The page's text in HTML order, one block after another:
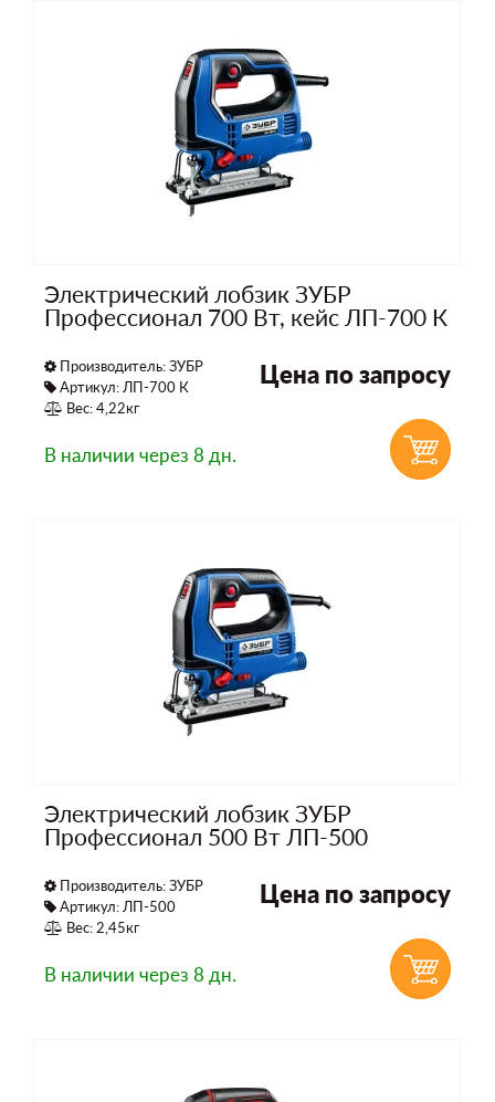
Электрический лобзик ЗУБР
Профессионал 700 Вт, кейс ЛП-700 К
Производитель:ЗУБР
Артикул: ЛП-700 К
Вес: 4,22кг
Цена по запросу
В наличии через 8 дн.
Электрический лобзик ЗУБР
Профессионал 500 Вт ЛП-500
Производитель:ЗУБР
Артикул: ЛП-500
Вес: 2,45кг
Цена по запросу
В наличии через 8 дн.